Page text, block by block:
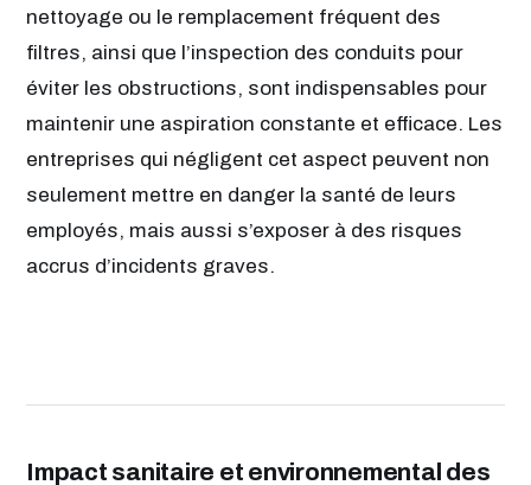
nettoyage ou le remplacement fréquent des
filtres, ainsi que l’inspection des conduits pour
éviter les obstructions, sont indispensables pour
maintenir une aspiration constante et efficace. Les
entreprises qui négligent cet aspect peuvent non
seulement mettre en danger la santé de leurs
employés, mais aussi s’exposer à des risques
accrus d’incidents graves.
Impact sanitaire et environnemental des